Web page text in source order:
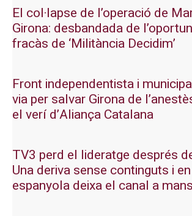
El col·lapse de l’operació de
Girona: desbandada de
fracàs de ‘Militància Decidim’
Front independentista i
via per salvar Girona de
el verí d’Aliança Catalana
TV3 perd el lideratge després
Una deriva sense continguts i
espanyola deixa el canal a